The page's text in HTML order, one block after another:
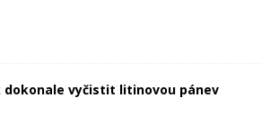
dokonale vyčistit litinovou pánev